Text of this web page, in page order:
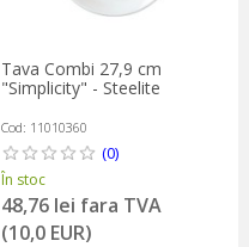
Tava Combi 27,9 cm
"Simplicity" - Steelite
Cod: 11010360
(0)
În stoc
48,76 lei fara TVA
(10,0 EUR)